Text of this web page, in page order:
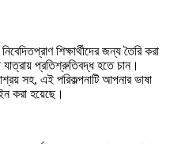
শিক্ষার্থীদের জন্য তৈরি করা
প্রতিশ্রুতিবদ্ধ হতে চান।
সহ, এই পরিকল্পনাটি আপনার ভাষা
করা হয়েছে।